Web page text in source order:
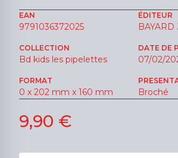
EAN
9791036372025
ÉDITEUR
BAYARD
COLLECTION
Bd kids les pipelettes
DATE DE
07/02/
FORMAT
0 x 202 mm x 160 mm Broché
9,90 €